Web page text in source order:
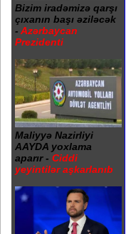
Bizim iradəmizə qarşı
çıxanın başı əziləcək
- Azərbaycan
Prezidenti
Maliyyə Nazirliyi
AAYDA yoxlama
aparır - Ciddi
yeyintilər aşkarlanıb